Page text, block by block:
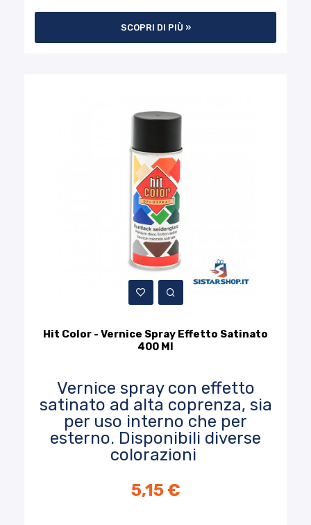
SCOPRI DI PIÙ »
Hit Color - Vernice Spray Effetto Satinato
400 Ml
Vernice spray con effetto
satinato ad alta coprenza, sia
per uso interno che per
esterno. Disponibili diverse
colorazioni
5,15 €